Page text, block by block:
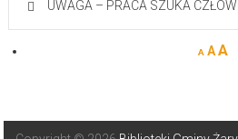
UWAGA – PRACA SZUKA
A A A